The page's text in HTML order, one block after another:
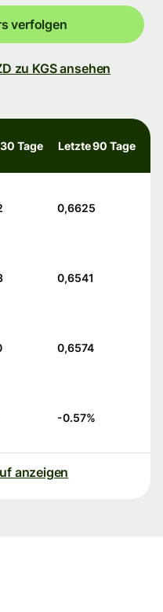
verfolgen
zu KGS ansehen
Tage Letzte 90 Tage
0,6625
0,6541
0,6574
-0.57%
anzeigen